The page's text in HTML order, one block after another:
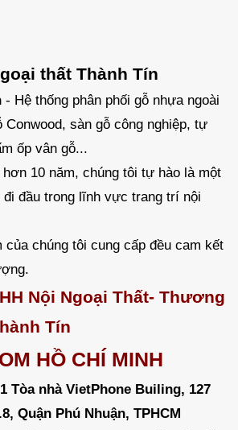
thất Thành Tín
- Hệ thống phân phối gỗ nhựa ngoài
sàn gỗ công nghiệp, tự
ốp vân gỗ...
10 năm, chúng tôi tự hào là một
đầu trong lĩnh vực trang trí nội
của chúng tôi cung cấp đều cam kết
Nội Ngoại Thất- Thương
Tín
HỒ CHÍ MINH
Tòa nhà VietPhone Builing, 127
Quận Phú Nhuận, TPHCM